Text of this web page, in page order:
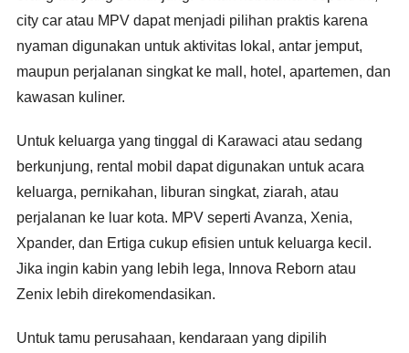
city car atau MPV dapat menjadi pilihan praktis karena
nyaman digunakan untuk aktivitas lokal, antar jemput,
maupun perjalanan singkat ke mall, hotel, apartemen, dan
kawasan kuliner.
Untuk keluarga yang tinggal di Karawaci atau sedang
berkunjung, rental mobil dapat digunakan untuk acara
keluarga, pernikahan, liburan singkat, ziarah, atau
perjalanan ke luar kota. MPV seperti Avanza, Xenia,
Xpander, dan Ertiga cukup efisien untuk keluarga kecil.
Jika ingin kabin yang lebih lega, Innova Reborn atau
Zenix lebih direkomendasikan.
Untuk tamu perusahaan, kendaraan yang dipilih